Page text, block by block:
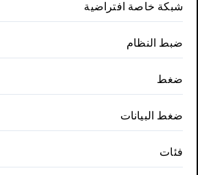
شبكة خاصة افتراضية
ضبط النظام
ضغط
ضغط البيانات
فئات